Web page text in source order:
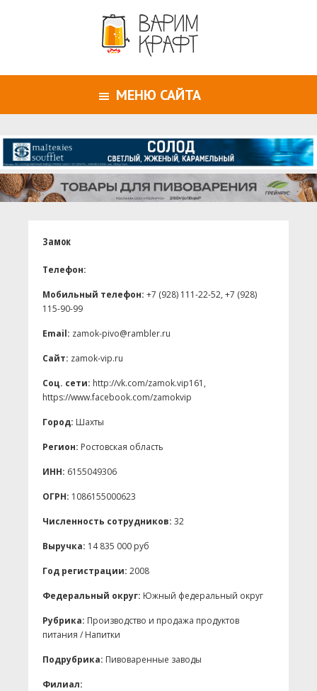
МЕНЮ САЙТА
Замок
Телефон:
Мобильный телефон: +7 (928) 111-22-52, +7 (928)
115-90-99
Email: zamok-pivo@rambler.ru
Сайт: zamok-vip.ru
Соц. сети: http://vk.com/zamok.vip161,
https://www.facebook.com/zamokvip
Город: Шахты
Регион: Ростовская область
ИНН: 6155049306
ОГРН: 1086155000623
Численность сотрудников: 32
Выручка: 14 835 000 руб
Год регистрации: 2008
Федеральный округ: Южный федеральный округ
Рубрика: Производство и продажа продуктов
питания / Напитки
Подрубрика: Пивоваренные заводы
Филиал: